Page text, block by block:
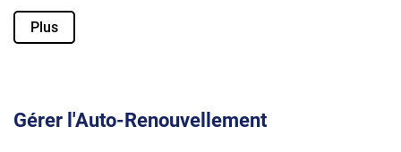
Plus
Gérer l'Auto-Renouvellement